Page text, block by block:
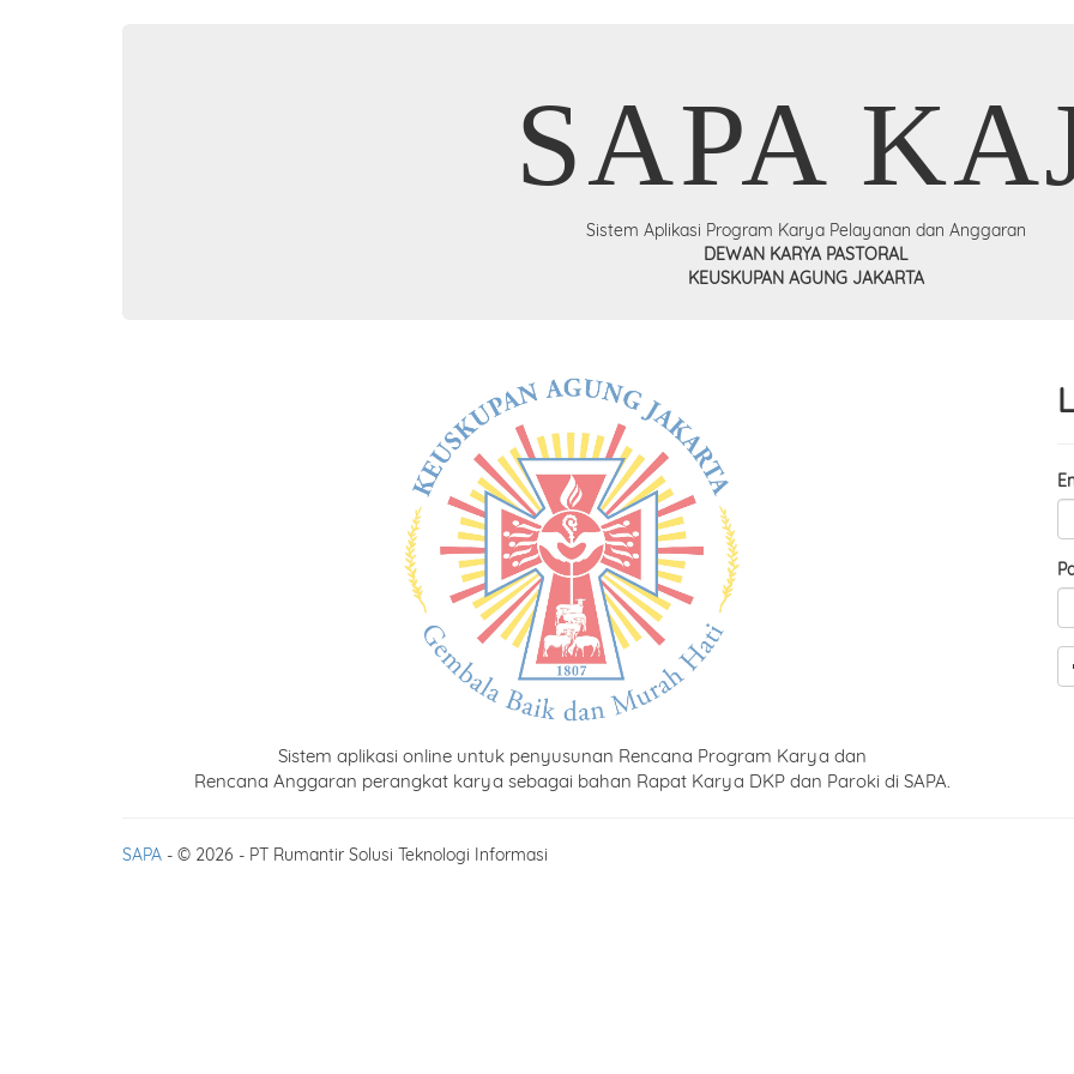
SAPA
Sistem Aplikasi Program Karya Pelayanan dan Anggaran
DEWAN KARYA PASTORAL
KEUSKUPAN AGUNG JAKARTA
Sistem aplikasi online untuk penyusunan Rencana Program Karya dan
Rencana Anggaran perangkat karya sebagai bahan Rapat Karya DKP dan Paroki di SAPA.
SAPA - © 2026 - PT Rumantir Solusi Teknologi Informasi